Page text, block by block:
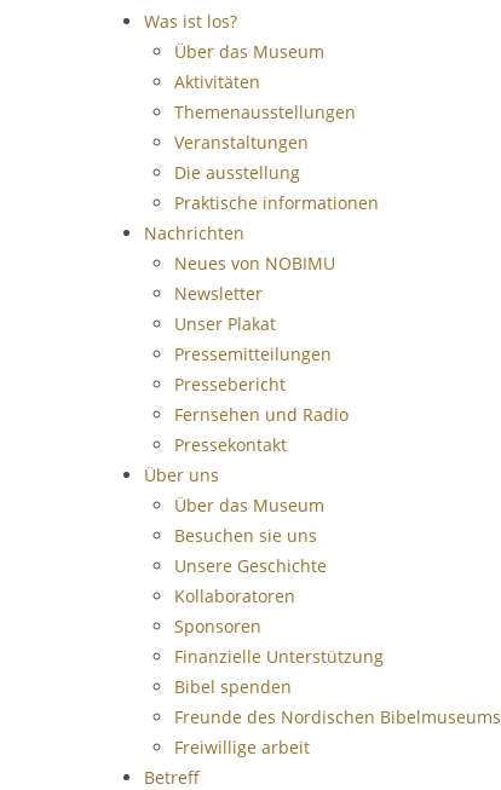
Was ist los?
Über das Museum
Aktivitäten
Themenausstellungen
Veranstaltungen
Die ausstellung
Praktische informationen
Nachrichten
Neues von NOBIMU
Newsletter
Unser Plakat
Pressemitteilungen
Pressebericht
Fernsehen und Radio
Pressekontakt
Über uns
Über das Museum
Besuchen sie uns
Unsere Geschichte
Kollaboratoren
Sponsoren
Finanzielle Unterstützung
Bibel spenden
Freunde des Nordischen Bibelmuseums
Freiwillige arbeit
Betreff